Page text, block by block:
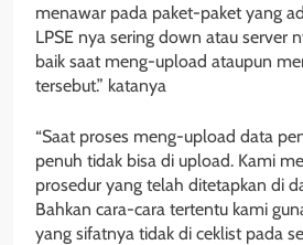
menawar pada paket-paket yang
LPSE nya sering down atau server
baik saat meng-upload ataupun
tersebut.” katanya
“Saat proses meng-upload data
penuh tidak bisa di upload. Kami
prosedur yang telah ditetapkan di
Bahkan cara-cara tertentu kami
yang sifatnya tidak di ceklist pada